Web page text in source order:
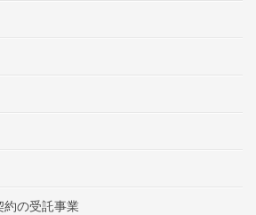
約の受託事業